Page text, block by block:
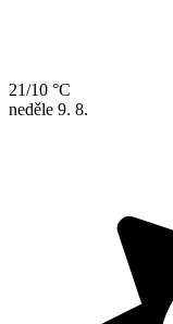
21/10 °C
neděle 9. 8.